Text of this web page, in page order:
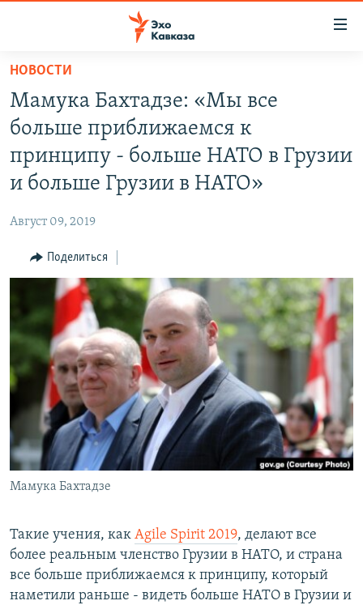
Вернуться
основному
содержанию
главной
Вернутся
поиску
ТБИЛИСИ
ЦХИНВАЛИ
СЕВЕРНЫЙ КАВКАЗ
АРМЕНИЯ
АЗЕРБАЙДЖАН
ТЕМЫ
ПОЛИТИКА
ЭКОНОМИКА
ОБЩЕСТВО
КУЛЬТУРА
СПОРТ
МИР
РУБРИКИ
НЕКРУГЛЫЙ СТОЛ
ГОСТЬ НЕДЕЛИ
ПОЗИЦИЯ
БЛОГИ
ГОЛОСА
ЧИТАЕМ ПРЕССУ
МУЛЬТИМЕДИА
ВИДЕО
ФОТО
АУДИО
ПОДКАСТЫ
АРХИВ РАДИОПРОГРАММЫ
ПРИСОЕДИНЯЙТЕСЬ!
Все сайты РСЕ/РС
НОВОСТИ
Мамука Бахтадзе: «Мы все
больше приближаемся к
принципу - больше НАТО в Грузии
и больше Грузии в НАТО»
Август 09, 2019
Поделиться
Мамука Бахтадзе
Такие учения, как Agile Spirit 2019, делают все
более реальным членство Грузии в НАТО, и страна
все больше приближаемся к принципу, который
наметили раньше - видеть больше НАТО в Грузии и